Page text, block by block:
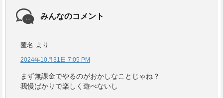
みんなのコメント
匿名 より:
2024年10月31日 7:05 PM
まず無課金でやるのがおかしなことじゃね？
我慢ばかりで楽しく遊べないし